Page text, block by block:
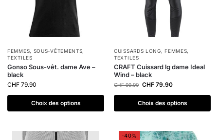
FEMMES, SOUS-VÊTEMENTS,
TEXTILES
Gonso Sous-vêt. dame Ave –
black
CHF 79.90
Choix des options
CUISSARDS LONG,FEMMES,
TEXTILES
CRAFT Cuissard lg dame Ideal
Wind – black
CHF99.90 CHF 79.90
Choix des options
-40%